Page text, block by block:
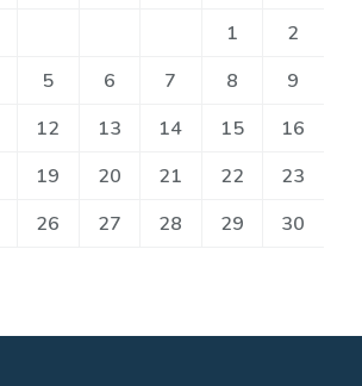
1
2
5 6 7 8
9
12 13 14 15
16
19 20 21 22
23
26 27 28 29
30